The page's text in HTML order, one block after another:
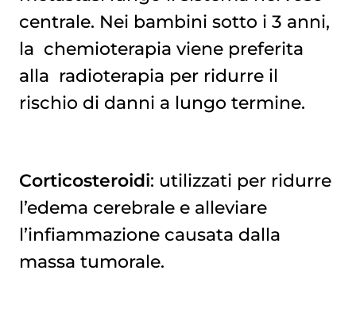
centrale. Nei bambini sotto i 3 anni,
la chemioterapia viene preferita
alla radioterapia per ridurre il
rischio di danni a lungo termine.
Corticosteroidi: utilizzati per ridurre
l’edema cerebrale e alleviare
l’infiammazione causata dalla
massa tumorale.